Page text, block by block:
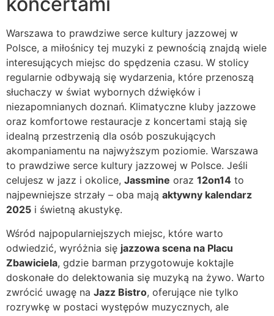
Warszawa to prawdziwe serce kultury jazzowej w
Polsce, a miłośnicy tej muzyki z pewnością znajdą wiele
interesujących miejsc do spędzenia czasu. W stolicy
regularnie odbywają się wydarzenia, które przenoszą
słuchaczy w świat wybornych dźwięków i
niezapomnianych doznań. Klimatyczne kluby jazzowe
oraz komfortowe restauracje z koncertami stają się
idealną przestrzenią dla osób poszukujących
akompaniamentu na najwyższym poziomie. Warszawa
to prawdziwe serce kultury jazzowej w Polsce. Jeśli
celujesz w jazz i okolice, Jassmine oraz 12on14 to
najpewniejsze strzały – oba mają aktywny kalendarz
2025 i świetną akustykę.
Wśród najpopularniejszych miejsc, które warto
odwiedzić, wyróżnia się jazzowa scena na Placu
Zbawiciela, gdzie barman przygotowuje koktajle
doskonałe do delektowania się muzyką na żywo. Warto
zwrócić uwagę na Jazz Bistro, oferujące nie tylko
rozrywkę w postaci występów muzycznych, ale